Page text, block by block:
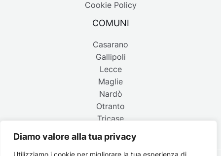
Diamo valore alla tua privacy
Utilizziamo i cookie per migliorare la tua esperienza di
Cookie Policy
COMUNI
Casarano
Gallipoli
Lecce
Maglie
Nardò
Otranto
Tricase